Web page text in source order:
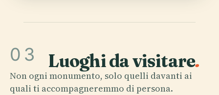
03 Luoghi da visitare.
Non ogni monumento, solo quelli davanti ai
quali ti accompagneremmo di persona.